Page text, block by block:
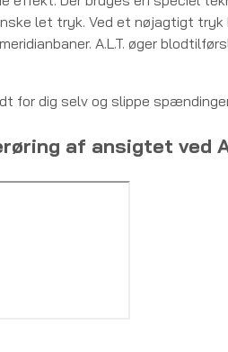
let tryk. Ved et nøjagtigt
A.L.T. øger
for dig selv og slippe
af ansigtet